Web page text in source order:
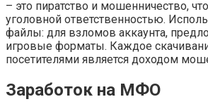
– это пиратство и мошенничество,
уголовной ответственностью.
файлы: для взломов аккаунта,
игровые форматы. Каждое
посетителями является доходом
Заработок на МФО